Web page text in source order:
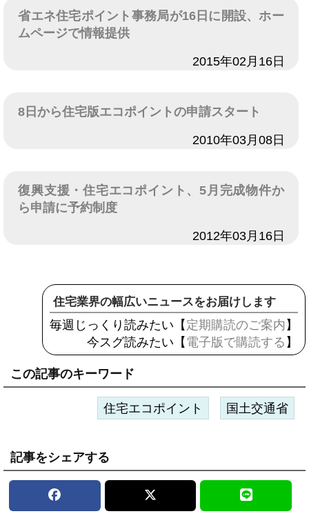
省エネ住宅ポイント事務局が16日に開設、ホー
ムページで情報提供
2015年02月16日
8日から住宅版エコポイントの申請スタート
2010年03月08日
復興支援・住宅エコポイント、5月完成物件か
ら申請に予約制度
2012年03月16日
住宅業界の幅広いニュースをお届けします
毎週じっくり読みたい【 定期購読のご案内 】
今スグ読みたい【 電子版で購読する 】
この記事のキーワード
住宅エコポイント 国土交通省
記事をシェアする